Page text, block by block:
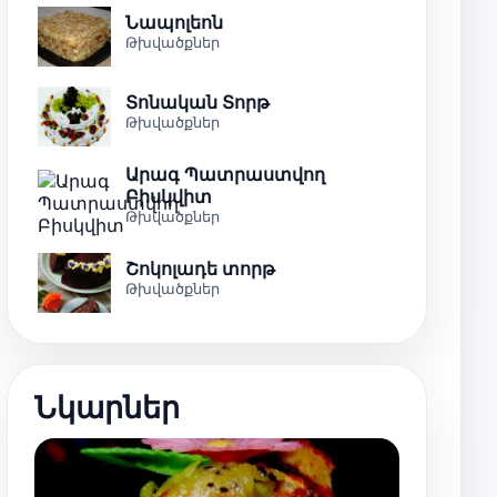
Նապոլեոն
Թխվածքներ
Տոնական Տորթ
Թխվածքներ
Արագ Պատրաստվող
Բիսկվիտ
Թխվածքներ
Շոկոլադե տորթ
Թխվածքներ
Նկարներ